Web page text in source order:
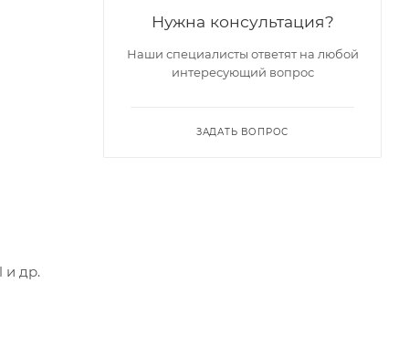
и др.
Нужна консультация?
Наши специалисты ответят на любой
интересующий вопрос
ЗАДАТЬ ВОПРОС